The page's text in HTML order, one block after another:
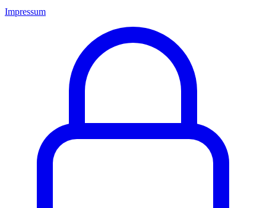
Impressum